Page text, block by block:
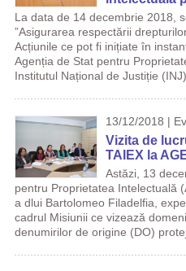
La data de 14 decembrie 2018,
”Asigurarea respectării
Acțiunile ce pot fi inițiate în
Agenția de Stat pentru
Institutul Național de Justiție
13/12/2018 |
Vizita de
TAIEX la
Astăzi, 13
pentru Proprietatea Intelectuală
a dlui Bartolomeo Filadelfia,
cadrul Misiunii ce vizează
denumirilor de origine (DO)